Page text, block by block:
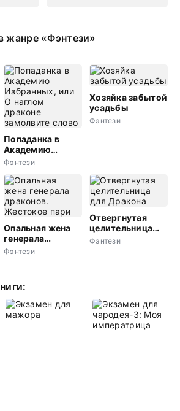
жанре «Фэнтези»
Попаданка в
Академию
Избранных, или
драконе
замолвите слово
Фэнтези
Хозяйка забытой
усадьбы
Фэнтези
Опальная жена
генерала
драконов.
Фэнтези
Отвергнутая
целительница
для Дракона
Фэнтези